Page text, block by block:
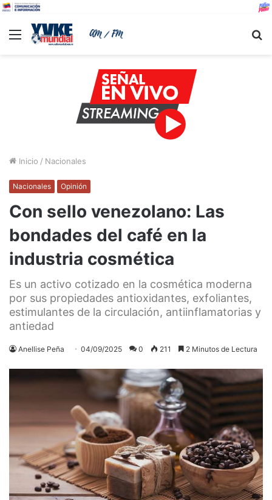
Menu
Inicio / Nacionales
Nacionales Opinión
Con sello venezolano: Las
bondades del café en la
industria cosmética
Es un activo cotizado en la cosmética moderna
por sus propiedades antioxidantes, exfoliantes,
estimulantes de la circulación, antiinflamatorias y
antiedad
Anellise Peña 04/09/2025 0 211 2 Minutos de Lectura